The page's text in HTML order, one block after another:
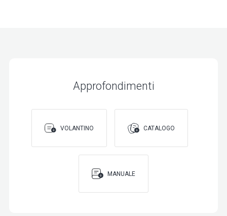
Approfondimenti
VOLANTINO CATALOGO
MANUALE